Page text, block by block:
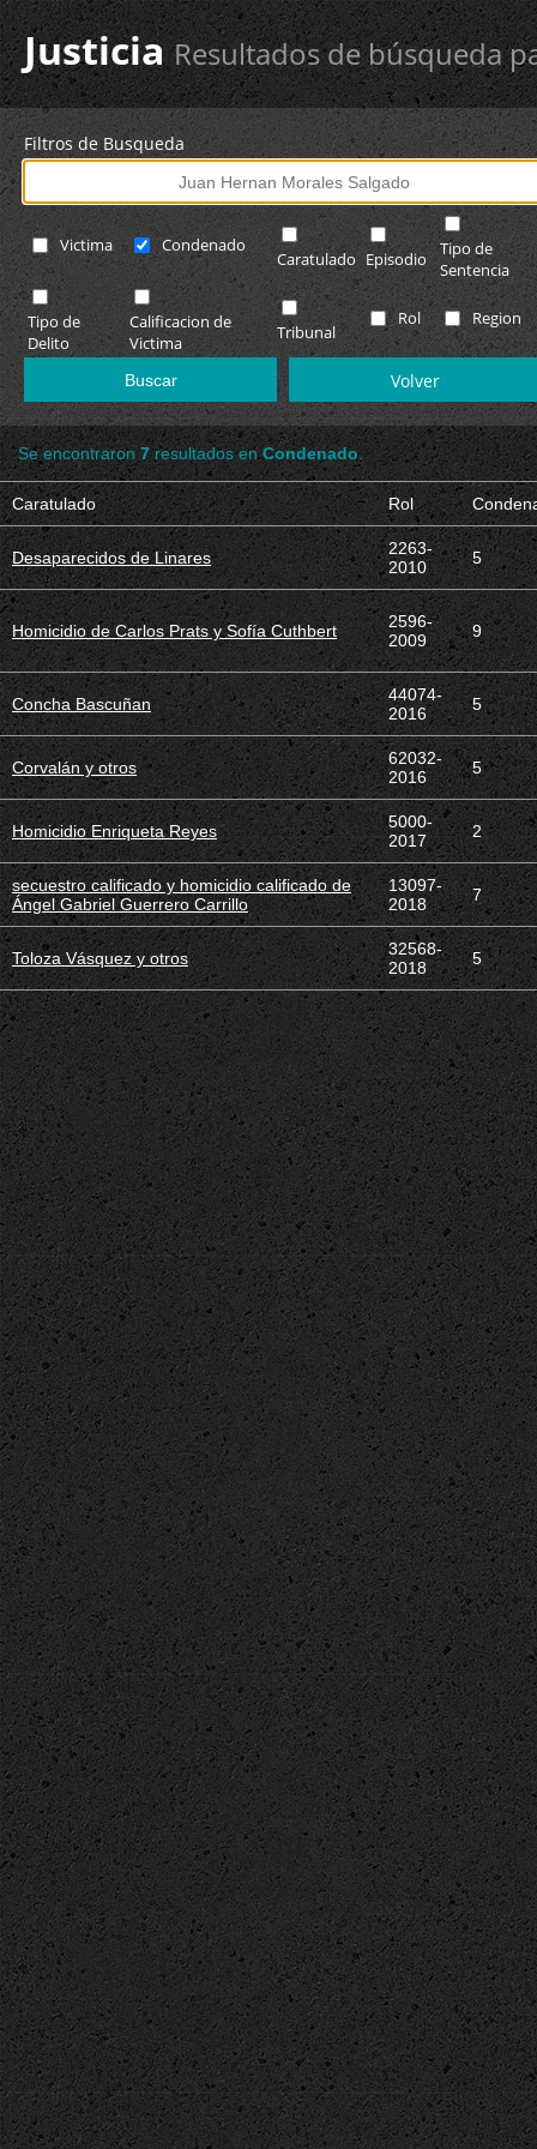
Justicia Resultados de búsqueda
Filtros de Busqueda
Victima Condenado
Caratulado Episodio
Tipo de
Sentencia
Tipo de
Delito
Calificacion de
Victima
Tribunal
Rol Region
Volver
Se encontraron 7resultados enCondenado
Caratulado Rol
Desaparecidos de Linares
2263-
2010
5
Homicidio de Carlos Prats y Sofía Cuthbert
2596-
2009
9
Concha Bascuñan
44074-
2016
5
Corvalán y otros
62032-
2016
5
Homicidio Enriqueta Reyes
5000-
2017
2
secuestro calificado y homicidio calificado de
Ángel Gabriel Guerrero Carrillo
13097-
2018
7
Toloza Vásquez y otros
32568-
2018
5